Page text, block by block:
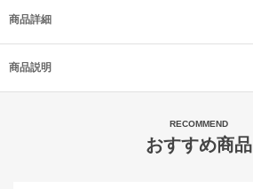
商品詳細
商品説明
RECOMMEND
おすすめ商品